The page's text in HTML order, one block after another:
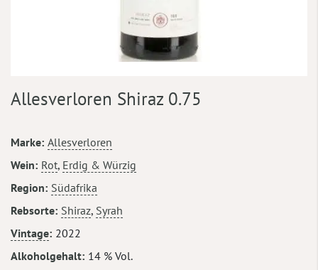
Anfang
springen
Allesverloren Shiraz 0.75
Mehr
Informationen
Marke Allesverloren
Wein Rot, Erdig & Würzig
Region Südafrika
Rebsorte Shiraz, Syrah
Vintage 2022
Alkoholgehalt 14 % Vol.